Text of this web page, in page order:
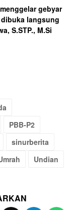
gebyar
dibuka langsung
S.STP., M.Si
PBB-P2
sinurberita
Undian